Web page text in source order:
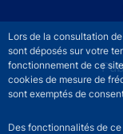
Lors de la consultation
sont déposés sur votre
fonctionnement de ce
cookies de mesure de
sont exemptés de
Des fonctionnalités de ce